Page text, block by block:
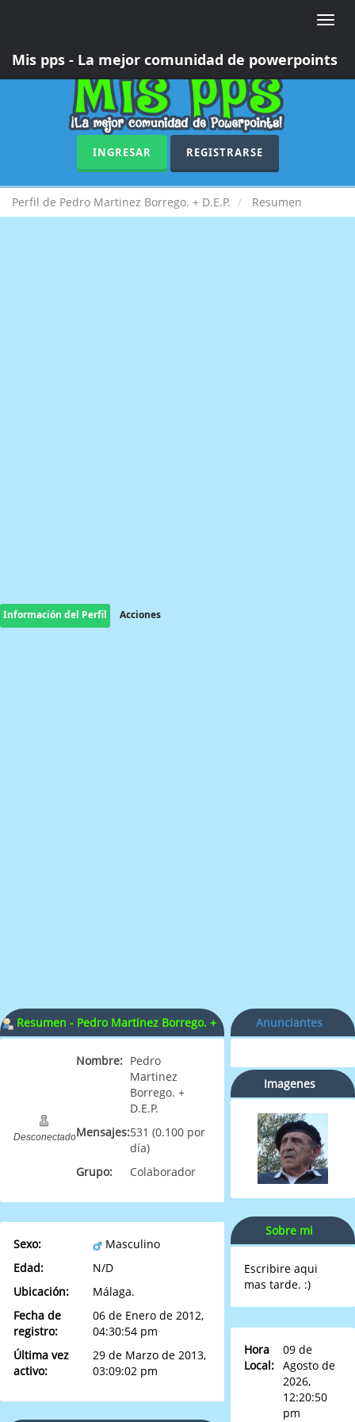
Toggle
Mis pps - La mejor comunidad de powerpoints
INGRESAR REGISTRARSE
Perfil de Pedro Martinez Borrego. + D.E.P. Resumen
Información del Perfil Acciones
Resumen - Pedro Martinez Borrego. +
Desconectado
Nombre: Pedro
Martinez
Borrego. +
D.E.P.
Mensajes:531 (0.100 por
día)
Grupo:
Colaborador
Sexo:
Masculino
Edad:
N/D
Ubicación:
Málaga.
Fecha de
registro:
06 de Enero de 2012,
04:30:54 pm
Última vez
activo:
29 de Marzo de 2013,
03:09:02 pm
Anunciantes
Imagenes
Sobre mi
Escribire aqui
mas tarde. :)
Hora
Local:
09 de
Agosto de
2026,
12:20:50
pm